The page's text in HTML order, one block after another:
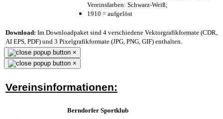
Vereinsfarben: Schwarz-Weiß;
1910 = aufgelöst
Download: Im Downloadpaket sind 4 verschiedene Vektorgrafikformate (CDR,
AI EPS, PDF) und 3 Pixelgrafikformate (JPG, PNG, GIF) enthalten.
×
×
Vereinsinformationen:
Berndorfer Sportklub